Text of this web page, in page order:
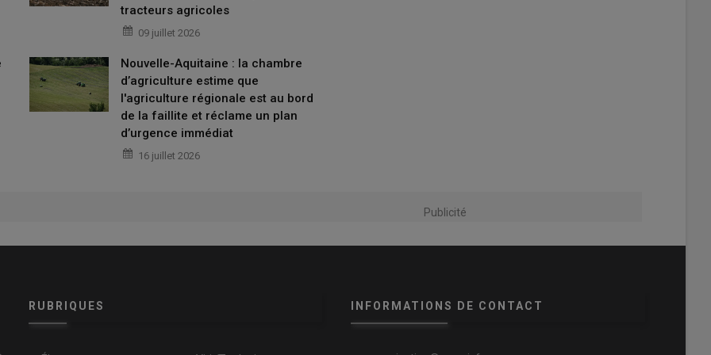
hausse de 125 euros du m 3
. Aujourd’hui on est
», poursuit-il dans un entretien accordé à Reussir.fr.
en plein démarrage des
moyenne lecoût du carburant
», poursuit le président de la FNEDT. «
la
tracteurs agricoles
09 juillet 2026
Nouvelle-Aquitaine : la chambre
d’agriculture estime que
l'agriculture régionale est au bord
de la faillite et réclame un plan
d’urgence immédiat
16 juillet 2026
Publicité
RUBRIQUES INFORMATIONS DE CONTACT